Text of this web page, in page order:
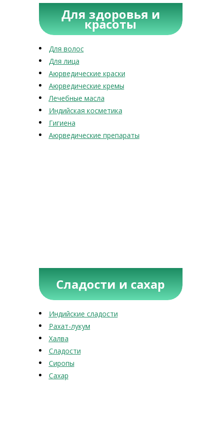
Для здоровья и
красоты
Для волос
Для лица
Аюрведические краски
Аюрведические кремы
Лечебные масла
Индийская косметика
Гигиена
Аюрведические препараты
Сладости и сахар
Индийские сладости
Рахат-лукум
Халва
Сладости
Сиропы
Сахар